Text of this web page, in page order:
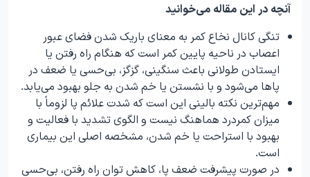
آنچه در این مقاله می‌خوانید
تنگی کانال نخاع کمر به معنای باریک شدن فضای عبور
اعصاب در ناحیه پایین کمر است که هنگام راه رفتن یا
ایستادن طولانی باعث سنگینی، گزگز، بی‌حسی یا ضعف در
پاها می‌شود و با نشستن یا خم شدن به جلو بهبود می‌یابد.
مهم‌ترین نکته بالینی این است که شدت علائم پا لزوماً با
میزان کمردرد هماهنگ نیست و الگوی تشدید با فعالیت و
بهبود با استراحت یا خم شدن، مشخصه اصلی این بیماری
است.
در صورت پیشرفت ضعف پا، کاهش توان راه رفتن، بی‌حسی